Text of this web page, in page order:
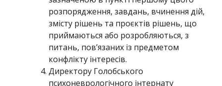
розпорядження, завдань, вчинення дій,
змісту рішень та проєктів рішень, що
приймаються або розробляються, з
питань, пов’язаних із предметом
конфлікту інтересів.
Директору Голобського
психоневрологічного інтернату